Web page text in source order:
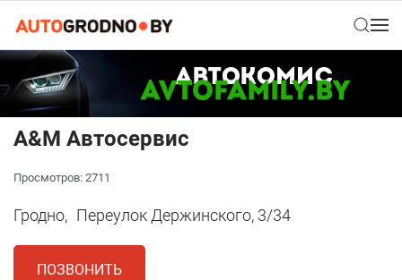
A&M Автосервис
Просмотров: 2711
Гродно, Переулок Держинского, 3/34
ПОЗВОНИТЬ